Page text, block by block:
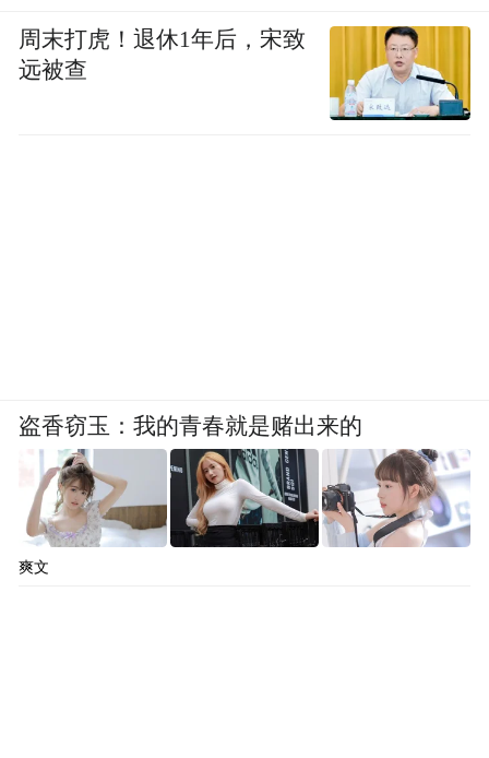
周末打虎！退休1年后，宋致
远被查
盗香窃玉：我的青春就是赌出来的
爽文